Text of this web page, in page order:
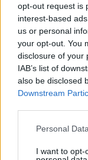
opt-out request is
interest-based
us or personal
your opt-out. You
disclosure of your
IAB’s list of
also be disclosed
Downstream
Personal
I want to opt-
Κατά τη
επίσης η
Αυστρία που
οι πρώτες
Αυστρία ως η